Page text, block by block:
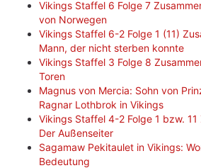
Vikings Staffel 6 Folge 7
von Norwegen
Vikings Staffel 6-2 Folge 1 (11)
Mann, der nicht sterben konnte
Vikings Staffel 3 Folge 8
Toren
Magnus von Mercia: Sohn von
Ragnar Lothbrok in Vikings
Vikings Staffel 4-2 Folge 1 bzw.
Der Außenseiter
Sagamaw Pekitaulet in Vikings:
Bedeutung